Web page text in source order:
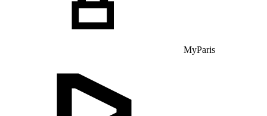
MyParis